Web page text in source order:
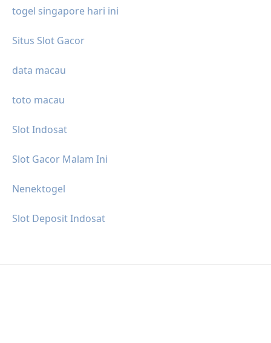
togel singapore hari ini
Situs Slot Gacor
data macau
toto macau
Slot Indosat
Slot Gacor Malam Ini
Nenektogel
Slot Deposit Indosat